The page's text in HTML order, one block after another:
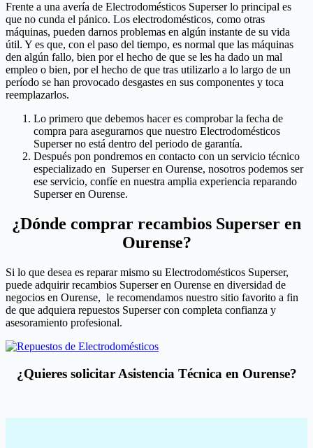
Frente a una avería de Electrodomésticos Superser lo principal es
que no cunda el pánico. Los electrodomésticos, como otras
máquinas, pueden darnos problemas en algún instante de su vida
útil. Y es que, con el paso del tiempo, es normal que las máquinas
den algún fallo, bien por el hecho de que se les ha dado un mal
empleo o bien, por el hecho de que tras utilizarlo a lo largo de un
período se han provocado desgastes en sus componentes y toca
reemplazarlos.
Lo primero que debemos hacer es comprobar la fecha de
compra para asegurarnos que nuestro Electrodomésticos
Superser no está dentro del periodo de garantía.
Después pon pondremos en contacto con un servicio técnico
especializado en Superser en Ourense, nosotros podemos ser
ese servicio, confíe en nuestra amplia experiencia reparando
Superser en Ourense.
¿Dónde comprar recambios Superser en
Ourense?
Si lo que desea es reparar mismo su Electrodomésticos Superser,
puede adquirir recambios Superser en Ourense en diversidad de
negocios en Ourense, le recomendamos nuestro sitio favorito a fin
de que adquiera repuestos Superser con completa confianza y
asesoramiento profesional.
¿Quieres solicitar Asistencia Técnica en Ourense?